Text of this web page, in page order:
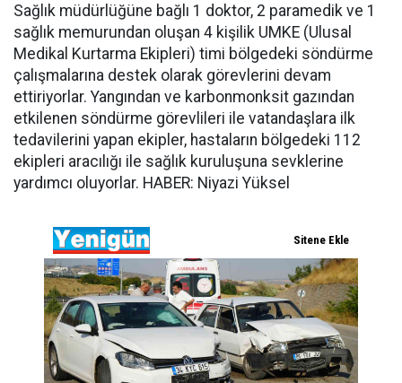
Sağlık müdürlüğüne bağlı 1 doktor, 2 paramedik ve 1
sağlık memurundan oluşan 4 kişilik UMKE (Ulusal
Medikal Kurtarma Ekipleri) timi bölgedeki söndürme
çalışmalarına destek olarak görevlerini devam
ettiriyorlar. Yangından ve karbonmonksit gazından
etkilenen söndürme görevlileri ile vatandaşlara ilk
tedavilerini yapan ekipler, hastaların bölgedeki 112
ekipleri aracılığı ile sağlık kuruluşuna sevklerine
yardımcı oluyorlar. HABER: Niyazi Yüksel